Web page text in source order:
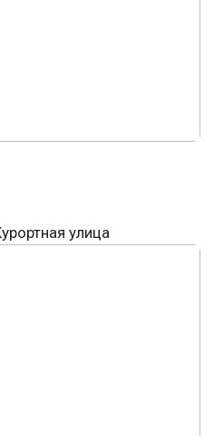
улица